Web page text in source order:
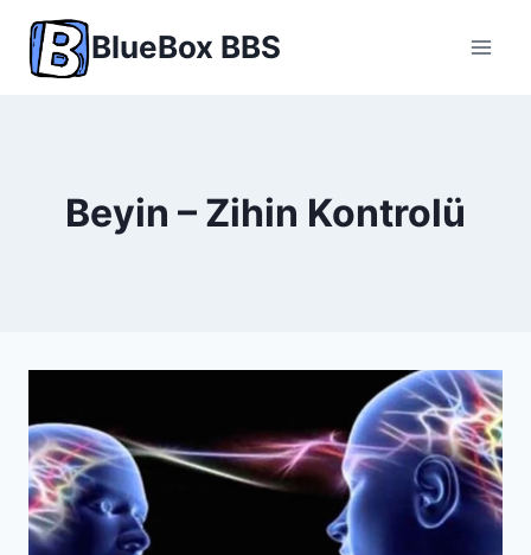
content
BlueBox BBS
Beyin – Zihin Kontrolü